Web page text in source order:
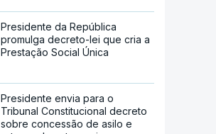
Presidente da República
promulga decreto-lei que cria a
Prestação Social Única
Presidente envia para o
Tribunal Constitucional decreto
sobre concessão de asilo e